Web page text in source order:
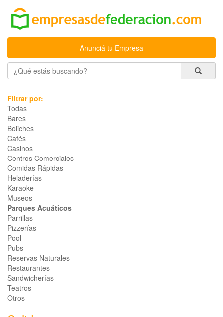
Anunciá tu Empresa
Filtrar por:
Todas
Bares
Boliches
Cafés
Casinos
Centros Comerciales
Comidas Rápidas
Heladerías
Karaoke
Museos
Parques Acuáticos
Parrillas
Pizzerías
Pool
Pubs
Reservas Naturales
Restaurantes
Sandwicherías
Teatros
Otros